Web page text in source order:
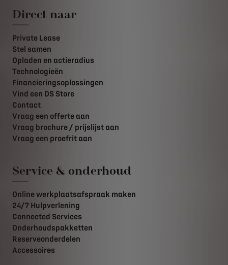
Direct naar
Private Lease
Stel samen
Opladen en actieradius
Technologieën
Financieringsoplossingen
Vind een DS Store
Contact
Vraag een offerte aan
Vraag brochure / prijslijst aan
Vraag een proefrit aan
Service & onderhoud
Online werkplaatsafspraak maken
24/7 Hulpverlening
Connected Services
Onderhoudspakketten
Reserveonderdelen
Accessoires